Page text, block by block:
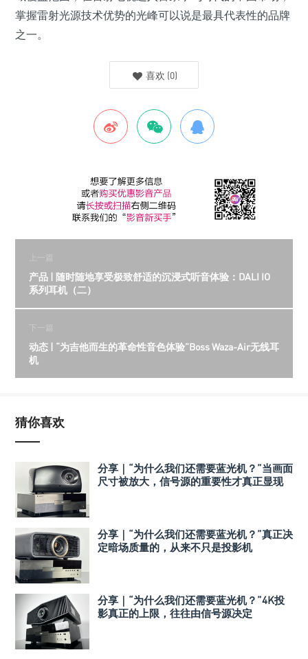
掌握雷射光源技术优势的光峰可以说是最具代表性的品牌
之一。
喜欢 (0)
上一篇
产品 | 随时随地享受极致舒适的沉浸式听音体验：DALI IO
系列耳机（二）
下一篇
动态 | “为吉他而生的革命性音色体验”Boss Waza-Air无线耳
机
猜你喜欢
分享｜“为什么我们还需要蓝光机？”当画面
尺寸被放大，信号源的重要性才真正显现
分享｜“为什么我们还需要蓝光机？”真正决
定暗场质量的，从来不只是投影机
分享｜“为什么我们还需要蓝光机？”4K投
影真正的上限，往往由信号源决定